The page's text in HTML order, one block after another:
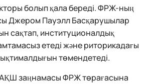
болып қала береді. ФРЖ-ның
Джером Пауэлл Басқарушылар
сақтап, институционалдық
етеді және риторикадағы
ықтималдығын төмендетеді.
заңнамасы ФРЖ төрағасына